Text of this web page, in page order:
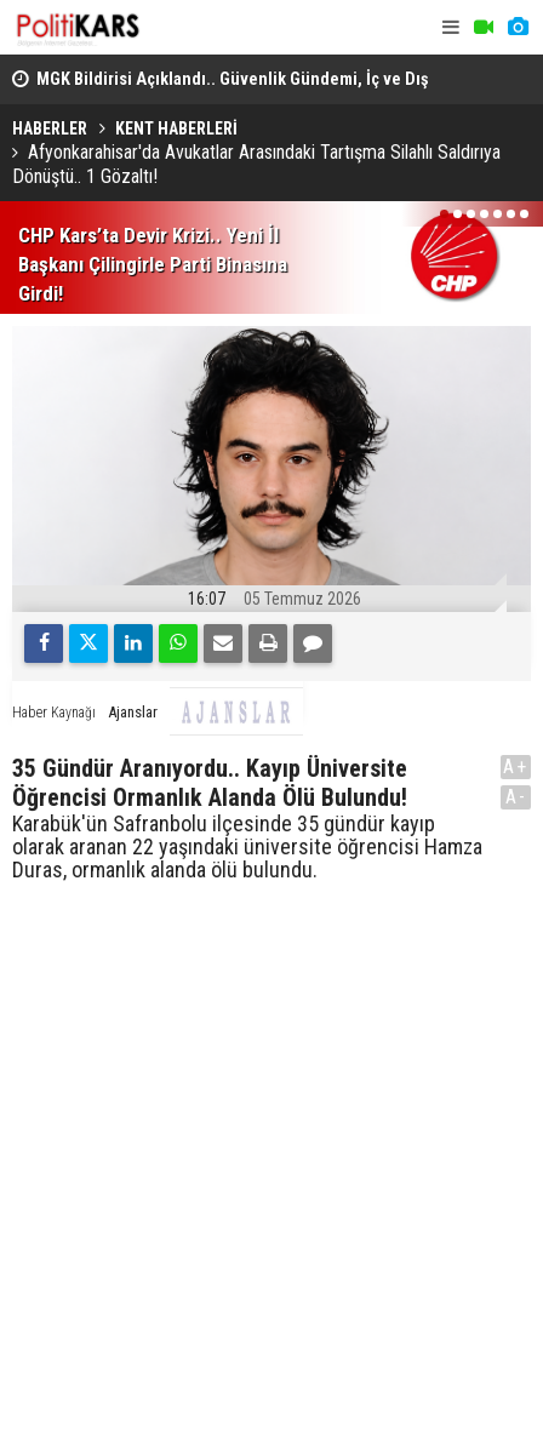
MGK Bildirisi Açıklandı.. Güvenlik Gündemi, İç ve Dış
Politika Başlıkları Değerlendirildi!
HABERLER KENT HABERLERİ
Afyonkarahisar'da Avukatlar Arasındaki Tartışma Silahlı Saldırıya
Dönüştü.. 1 Gözaltı!
CHP Kars’ta Devir Krizi.. Yeni İl
Başkanı Çilingirle Parti Binasına
Girdi!
1 2 3 4 5 6 7
16:07 05 Temmuz 2026
Haber Kaynağı Ajanslar
35 Gündür Aranıyordu.. Kayıp Üniversite
Öğrencisi Ormanlık Alanda Ölü Bulundu!
Karabük'ün Safranbolu ilçesinde 35 gündür kayıp
olarak aranan 22 yaşındaki üniversite öğrencisi Hamza
Duras, ormanlık alanda ölü bulundu.
A+
A-